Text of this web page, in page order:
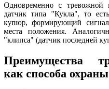
Одновременно с тревожной
датчик типа "Кукла", то
купюр, формирующий
места положения.
"клипса" (датчик последней
Преимущества
как способа охраны